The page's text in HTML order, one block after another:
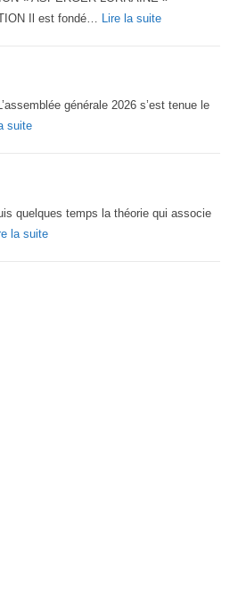
Il est fondé… Lire la suite:
Lorraine
générale 2026 s’est tenue le
suite:
quelques temps la théorie qui associe
la suite: